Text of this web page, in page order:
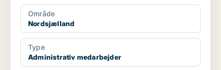
Område
Nordsjælland
Type
Administrativ medarbejder